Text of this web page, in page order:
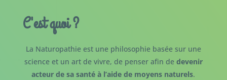
C'est quoi ?
La Naturopathie est une philosophie basée sur une
science et un art de vivre, de penser afin de devenir
acteur de sa santé à l’aide de moyens naturels.